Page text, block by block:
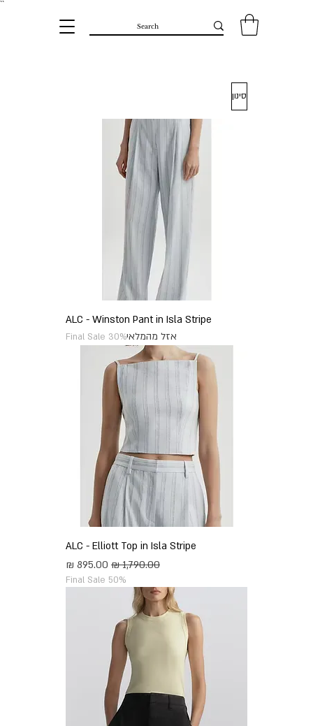
``​
סינון
ALC - Winston Pant in Isla Stripe
אזל מהמלאיFinal Sale 30%
ALC - Elliott Top in Isla Stripe
מחיר רגיל
מחיר מבצע
Final Sale 50%